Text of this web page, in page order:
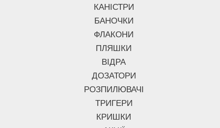
КАНІСТРИ
БАНОЧКИ
ФЛАКОНИ
ПЛЯШКИ
ВІДРА
ДОЗАТОРИ
РОЗПИЛЮВАЧІ
ТРИГЕРИ
КРИШКИ